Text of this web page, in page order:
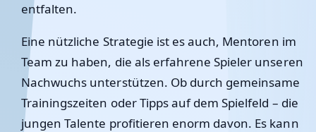
entfalten.
Eine nützliche Strategie ist es auch, Mentoren im
Team zu haben, die als erfahrene Spieler unseren
Nachwuchs unterstützen. Ob durch gemeinsame
Trainingszeiten oder Tipps auf dem Spielfeld – die
jungen Talente profitieren enorm davon. Es kann